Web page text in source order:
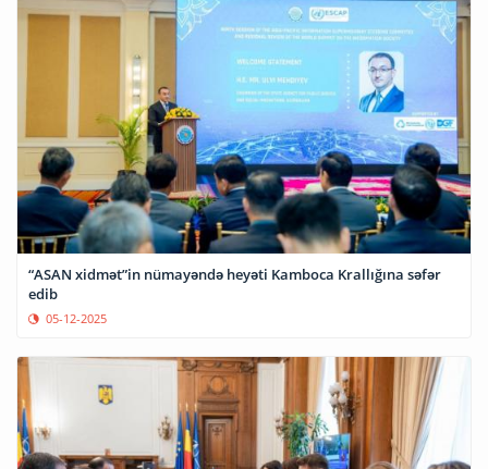
“ASAN xidmət”in nümayəndə heyəti Kamboca Krallığına səfər
edib
05-12-2025